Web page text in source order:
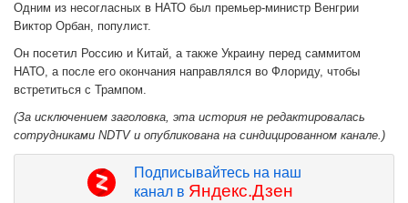
Одним из несогласных в НАТО был премьер-министр Венгрии
Виктор Орбан, популист.
Он посетил Россию и Китай, а также Украину перед саммитом
НАТО, а после его окончания направлялся во Флориду, чтобы
встретиться с Трампом.
(За исключением заголовка, эта история не редактировалась
сотрудниками NDTV и опубликована на синдицированном канале.)
Подписывайтесь на наш
канал в Яндекс.Дзен